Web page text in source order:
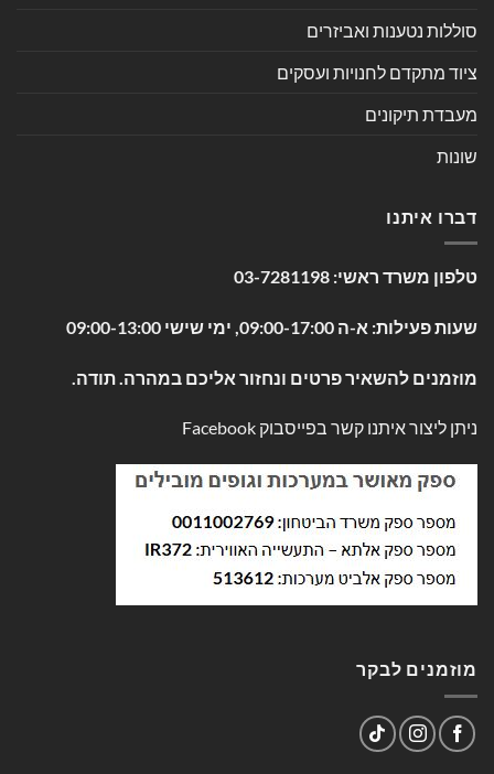
סוללות נטענות ואביזרים
ציוד מתקדם לחנויות ועסקים
מעבדת תיקונים
שונות
דברו איתנו
טלפון משרד ראשי: 03-7281198
שעות פעילות: א-ה 09:00-17:00, ימי שישי 09:00-13:00
מוזמנים להשאיר פרטים ונחזור אליכם במהרה. תודה.
ניתן ליצור איתנו קשר בפייסבוק Facebook
מוזמנים לבקר